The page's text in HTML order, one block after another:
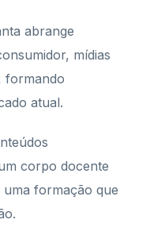
abrange
mídias
formando
atual.
corpo docente
formação que